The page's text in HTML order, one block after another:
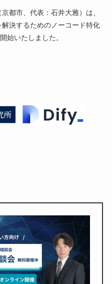
都市、代表：石井大雅）は、
決するためのノーコード特化
始いたしました。